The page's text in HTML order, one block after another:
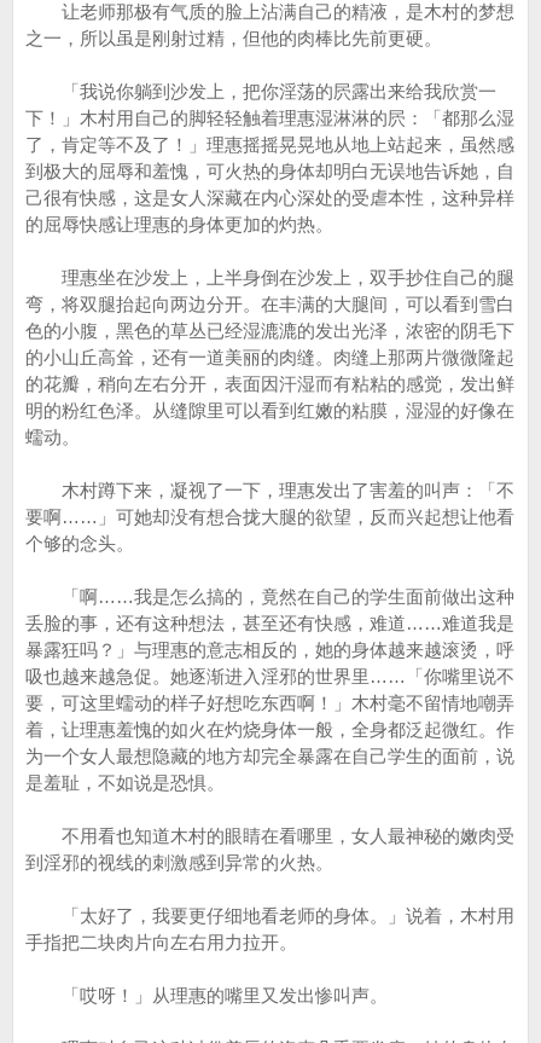
让老师那极有气质的脸上沾满自己的精液，是木村的梦想
之一，所以虽是刚射过精，但他的肉棒比先前更硬。
「我说你躺到沙发上，把你淫荡的屄露出来给我欣赏一
下！」木村用自己的脚轻轻触着理惠湿淋淋的屄：「都那么湿
了，肯定等不及了！」理惠摇摇晃晃地从地上站起来，虽然感
到极大的屈辱和羞愧，可火热的身体却明白无误地告诉她，自
己很有快感，这是女人深藏在内心深处的受虐本性，这种异样
的屈辱快感让理惠的身体更加的灼热。
理惠坐在沙发上，上半身倒在沙发上，双手抄住自己的腿
弯，将双腿抬起向两边分开。在丰满的大腿间，可以看到雪白
色的小腹，黑色的草丛已经湿漉漉的发出光泽，浓密的阴毛下
的小山丘高耸，还有一道美丽的肉缝。肉缝上那两片微微隆起
的花瓣，稍向左右分开，表面因汗湿而有粘粘的感觉，发出鲜
明的粉红色泽。从缝隙里可以看到红嫩的粘膜，湿湿的好像在
蠕动。
木村蹲下来，凝视了一下，理惠发出了害羞的叫声：「不
要啊……」可她却没有想合拢大腿的欲望，反而兴起想让他看
个够的念头。
「啊……我是怎么搞的，竟然在自己的学生面前做出这种
丢脸的事，还有这种想法，甚至还有快感，难道……难道我是
暴露狂吗？」与理惠的意志相反的，她的身体越来越滚烫，呼
吸也越来越急促。她逐渐进入淫邪的世界里……「你嘴里说不
要，可这里蠕动的样子好想吃东西啊！」木村毫不留情地嘲弄
着，让理惠羞愧的如火在灼烧身体一般，全身都泛起微红。作
为一个女人最想隐藏的地方却完全暴露在自己学生的面前，说
是羞耻，不如说是恐惧。
不用看也知道木村的眼睛在看哪里，女人最神秘的嫩肉受
到淫邪的视线的刺激感到异常的火热。
「太好了，我要更仔细地看老师的身体。」说着，木村用
手指把二块肉片向左右用力拉开。
「哎呀！」从理惠的嘴里又发出惨叫声。